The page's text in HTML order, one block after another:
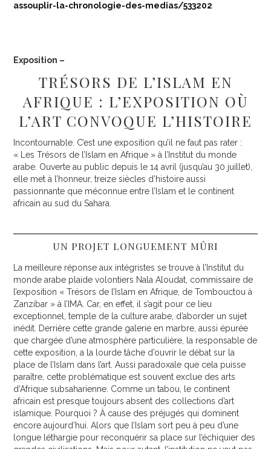
assouplir-la-chronologie-des-medias/533202
Exposition –
TRÉSORS DE L’ISLAM EN
AFRIQUE : L’EXPOSITION OÙ
L’ART CONVOQUE L’HISTOIRE
Incontournable. C’est une exposition qu’il ne faut pas rater :
« Les Trésors de l’Islam en Afrique » à l’Institut du monde
arabe. Ouverte au public depuis le 14 avril (jusqu’au 30 juillet),
elle met à l’honneur, treize siècles d’histoire aussi
passionnante que méconnue entre l’Islam et le continent
africain au sud du Sahara.
UN PROJET LONGUEMENT MÛRI
La meilleure réponse aux intégristes se trouve à l’Institut du
monde arabe plaide volontiers Nala Aloudat, commissaire de
l’exposition « Trésors de l’Islam en Afrique, de Tombouctou à
Zanzibar » à l’IMA. Car, en effet, il s’agit pour ce lieu
exceptionnel, temple de la culture arabe, d’aborder un sujet
inédit. Derrière cette grande galerie en marbre, aussi épurée
que chargée d’une atmosphère particulière, la responsable de
cette exposition, a la lourde tâche d’ouvrir le débat sur la
place de l’Islam dans l’art. Aussi paradoxale que cela puisse
paraître, cette problématique est souvent exclue des arts
d’Afrique subsaharienne. Comme un tabou, le continent
africain est presque toujours absent des collections d’art
islamique. Pourquoi ? À cause des préjugés qui dominent
encore aujourd’hui. Alors que l’Islam sort peu à peu d’une
longue léthargie pour reconquérir sa place sur l’échiquier des